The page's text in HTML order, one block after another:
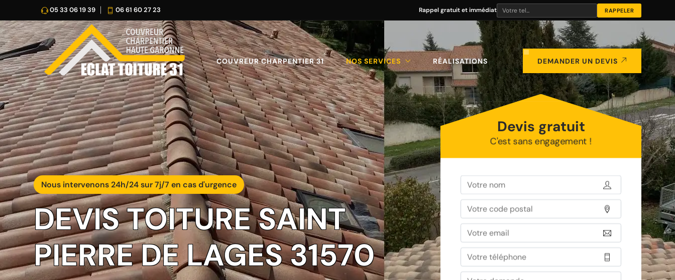
05 33 06 19 39 06 61 60 27 23 Rappel gratuit et immédiat
COUVREUR CHARPENTIER 31 NOS SERVICES RÉALISATIONS DEMANDER UN DEVIS
Nous intervenons 24h/24 sur 7j/7 en cas d'urgence
DEVIS TOITURE SAINT
PIERRE DE LAGES 31570
Devis gratuit
C'est sans engagement !